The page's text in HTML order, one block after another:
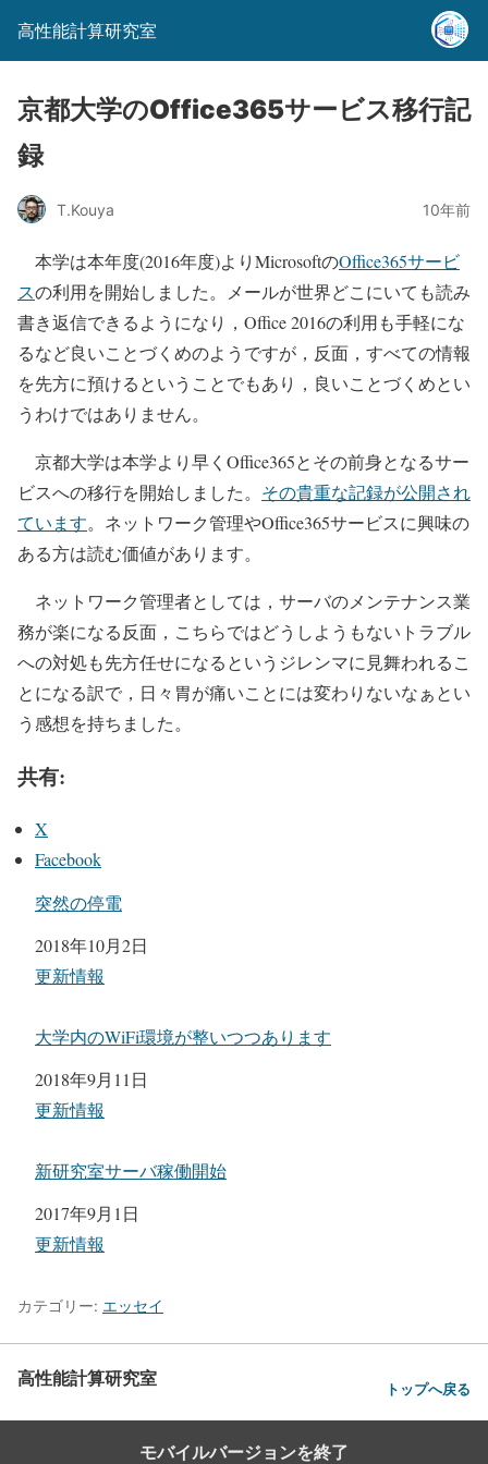
高性能計算研究室
京都大学のOffice365サービス移行記
録
T.Kouya 10年前
本学は本年度(2016年度)よりMicrosoftのOffice365サービ
スの利用を開始しました。メールが世界どこにいても読み
書き返信できるようになり，Office 2016の利用も手軽にな
るなど良いことづくめのようですが，反面，すべての情報
を先方に預けるということでもあり，良いことづくめとい
うわけではありません。
京都大学は本学より早くOffice365とその前身となるサー
ビスへの移行を開始しました。 その貴重な記録が公開され
ています。ネットワーク管理やOffice365サービスに興味の
ある方は読む価値があります。
ネットワーク管理者としては，サーバのメンテナンス業
務が楽になる反面，こちらではどうしようもないトラブル
への対処も先方任せになるというジレンマに見舞われるこ
とになる訳で，日々胃が痛いことには変わりないなぁとい
う感想を持ちました。
共有:
X
Facebook
突然の停電
日付
2018年10月2日
関連理由
更新情報
大学内のWiFi環境が整いつつあります
日付
2018年9月11日
関連理由
更新情報
新研究室サーバ稼働開始
日付
2017年9月1日
関連理由
更新情報
カテゴリー: エッセイ
高性能計算研究室 トップへ戻る
モバイルバージョンを終了